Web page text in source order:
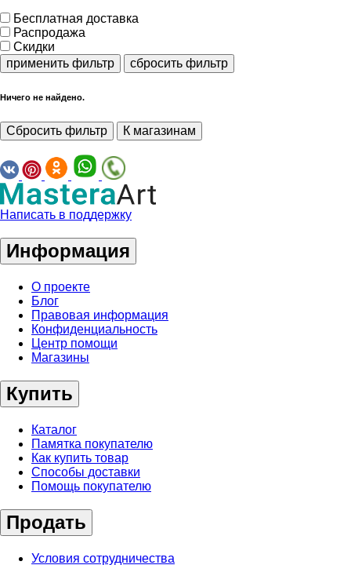
Бесплатная доставка
Распродажа
Скидки
применить фильтр
сбросить фильтр
Ничего не найдено.
Сбросить фильтр К магазинам
Написать в поддержку
Информация
О проекте
Блог
Правовая информация
Конфиденциальность
Центр помощи
Магазины
Купить
Каталог
Памятка покупателю
Как купить товар
Способы доставки
Помощь покупателю
Продать
Условия сотрудничества